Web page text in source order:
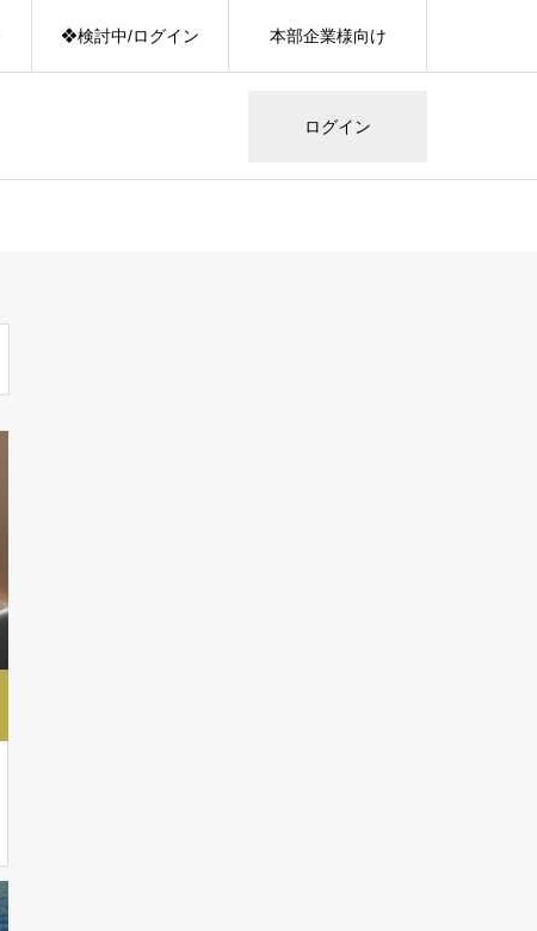
ログイン
❖検討中/ログイン 本部企業様向け